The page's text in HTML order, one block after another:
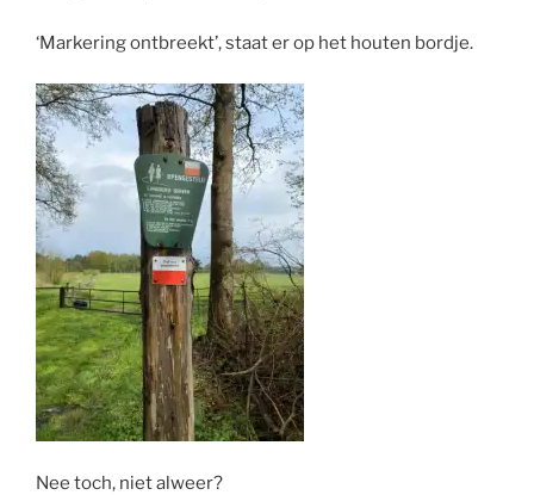
‘Markering ontbreekt’, staat er op het houten bordje.
Nee toch, niet alweer?